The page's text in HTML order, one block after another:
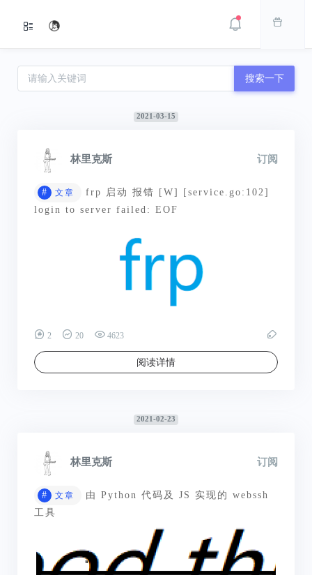
搜索一下
2021-03-15
林里克斯 订阅
# 文章
frp 启动 报错 [W] [service.go:102]
login to server failed: EOF
2 20 4623
阅读详情
2021-02-23
林里克斯 订阅
# 文章
由 Python 代码及 JS 实现的 webssh
工具